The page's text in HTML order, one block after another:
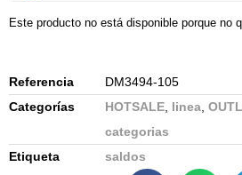
Este producto no está disponible porque no
Referencia
DM3494-105
Categorías
HOTSALE, linea,
categorias
Etiqueta
saldos